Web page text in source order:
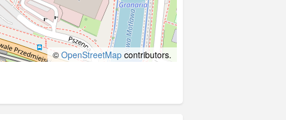
© OpenStreetMapcontributors.